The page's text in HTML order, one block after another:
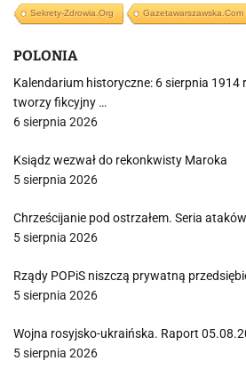
Sekrety-Zdrowia.org Gazetawarszawska.com
POLONIA
Kalendarium historyczne: 6 sierpnia 1914
tworzy fikcyjny …
6 sierpnia 2026
Ksiądz wezwał do rekonkwisty Maroka
5 sierpnia 2026
Chrześcijanie pod ostrzałem. Seria
5 sierpnia 2026
Rządy POPiS niszczą prywatną
5 sierpnia 2026
Wojna rosyjsko-ukraińska. Raport
5 sierpnia 2026